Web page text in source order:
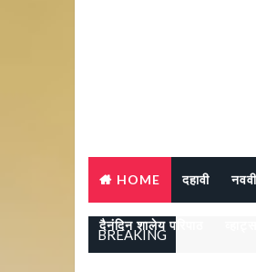
HOME दहावी नववी
दैनंदिन शालेय परिपाठ
BREAKING